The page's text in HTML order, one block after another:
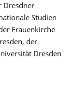
Dresdner
Studien
Frauenkirche
der
Dresden